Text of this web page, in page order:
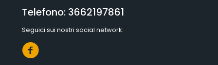
Telefono: 3662197861
Seguici sui nostri social network: